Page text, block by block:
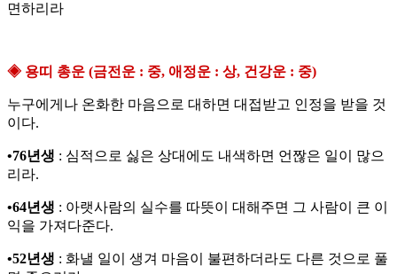
면하리라
◈ 용띠 총운 (금전운 : 중, 애정운 : 상, 건강운 : 중)
누구에게나 온화한 마음으로 대하면 대접받고 인정을 받을 것
이다.
•76년생 : 심적으로 싫은 상대에도 내색하면 언짢은 일이 많으
리라.
•64년생 : 아랫사람의 실수를 따뜻이 대해주면 그 사람이 큰 이
익을 가져다준다.
•52년생 : 화낼 일이 생겨 마음이 불편하더라도 다른 것으로 풀